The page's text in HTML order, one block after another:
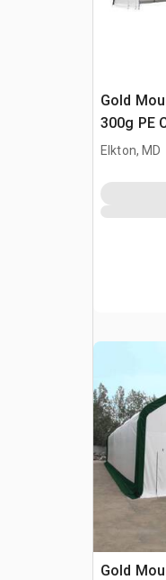
Gold
300g PE
Elkton, MD
Gold